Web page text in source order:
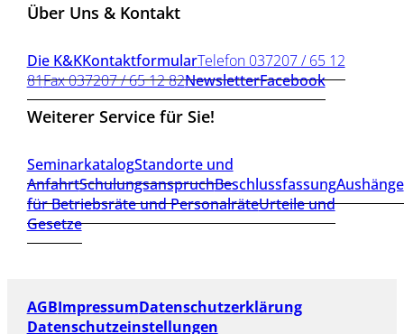
Über Uns & Kontakt
Die K&KKontaktformularTelefon 037207 / 65 12
81Fax 037207 / 65 12 82NewsletterFacebook
Weiterer Service für Sie!
SeminarkatalogStandorte und
AnfahrtSchulungsanspruchBeschlussfassungAushänge
für Betriebsräte und PersonalräteUrteile und
Gesetze
AGBImpressumDatenschutzerklärung
Datenschutzeinstellungen